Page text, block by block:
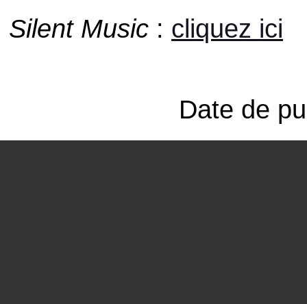
Silent Music : cliquez ici
Date de